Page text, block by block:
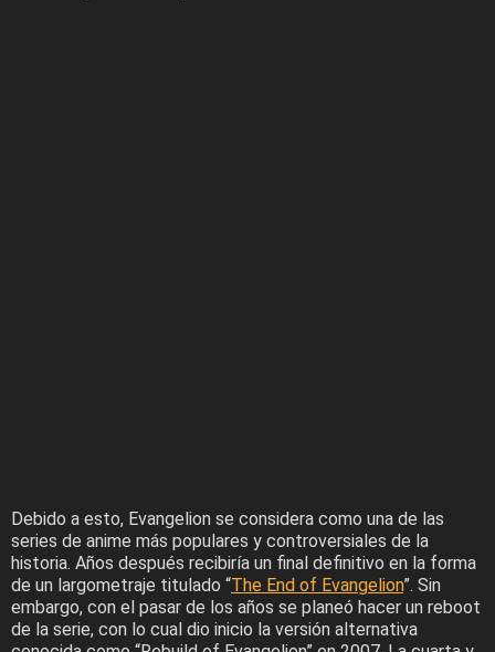
Debido a esto, Evangelion se considera como una de las
series de anime más populares y controversiales de la
historia. Años después recibiría un final definitivo en la forma
de un largometraje titulado “The End of Evangelion”. Sin
embargo, con el pasar de los años se planeó hacer un reboot
de la serie, con lo cual dio inicio la versión alternativa